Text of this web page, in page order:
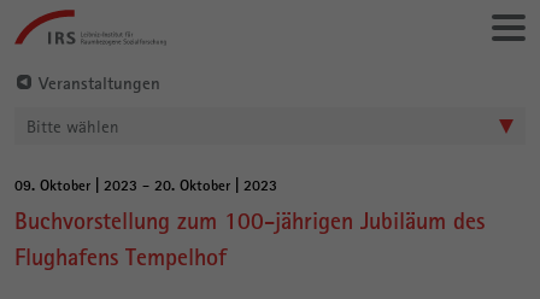
Gehe
direkt
zu:
Leibniz-
Institut
für
Sozialforschung
Veranstaltungen
Bitte wählen
Hauptinhalt
09. Oktober | 2023 - 20. Oktober | 2023
Buchvorstellung zum 100-jährigen Jubiläum des
Flughafens Tempelhof